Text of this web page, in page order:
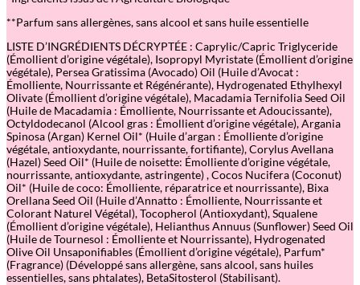
0
l
**Parfum sans allergènes, sans alcool et sans huile essentielle
LISTE D’INGRÉDIENTS DÉCRYPTÉE : Caprylic/Capric Triglyceride
(Émollient d’origine végétale), Isopropyl Myristate (Émollient d’origine
végétale), Persea Gratissima (Avocado) Oil (Huile d’Avocat :
Émolliente, Nourrissante et Régénérante), Hydrogenated Ethylhexyl
Olivate (Émollient d’origine végétale), Macadamia Ternifolia Seed Oil
(Huile de Macadamia : Émolliente, Nourrissante et Adoucissante),
Octyldodecanol (Alcool gras : Émollient d’origine végétale), Argania
Spinosa (Argan) Kernel Oil* (Huile d’argan : Émolliente d’origine
végétale, antioxydante, nourrissante, fortifiante), Corylus Avellana
(Hazel) Seed Oil* (Huile de noisette: Émolliente d’origine végétale,
nourrissante, antioxydante, astringente) , Cocos Nucifera (Coconut)
Oil* (Huile de coco: Émolliente, réparatrice et nourrissante), Bixa
Orellana Seed Oil (Huile d’Annatto : Émolliente, Nourrissante et
Colorant Naturel Végétal), Tocopherol (Antioxydant), Squalene
(Émollient d’origine végétale), Helianthus Annuus (Sunflower) Seed Oil
(Huile de Tournesol : Émolliente et Nourrissante), Hydrogenated
Olive Oil Unsaponifiables (Émollient d’origine végétale), Parfum*
(Fragrance) (Développé sans allergène, sans alcool, sans huiles
essentielles, sans phtalates), BetaSitosterol (Stabilisant).